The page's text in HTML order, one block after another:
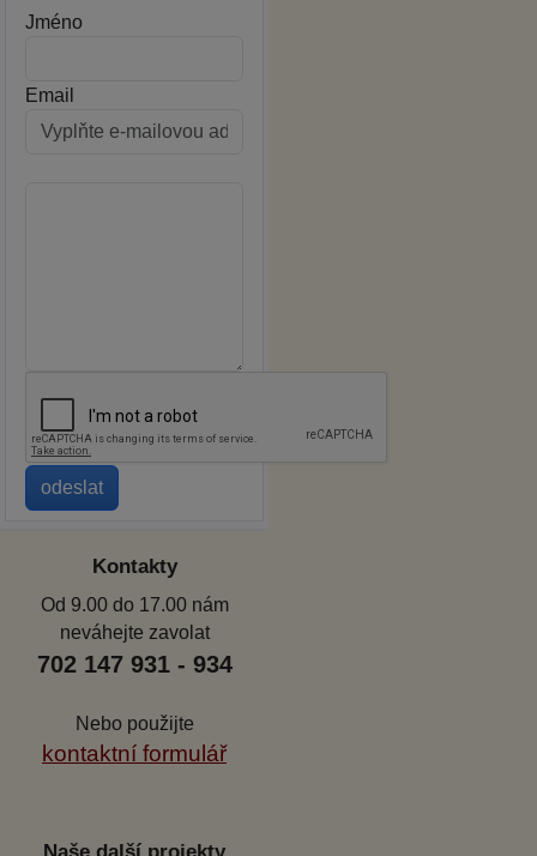
Jméno
Email
Kontakty
Od 9.00 do 17.00 nám
neváhejte zavolat
702 147 931 - 934
Nebo použijte
kontaktní formulář